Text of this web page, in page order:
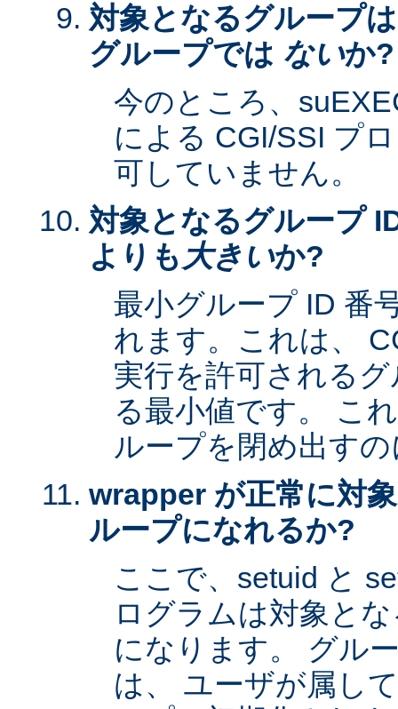
対象となるグループ
グループでは ないか?
今のところ、
による CGI/SSI プ
可していません。
対象となるグループ
よりも 大きいか?
最小グループ ID 番
れます。これは、
実行を許可される
る最小値です。 こ
ループを閉め出す
wrapper が正常に対
ループになれるか?
ここで、setuid と
ログラムは対象と
になります。 グル
は、 ユーザが属し